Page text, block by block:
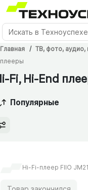
Главная ТВ, фото, аудио,
плееры
Fi, Hi-End
Популярные
Hi-Fi-плеер FIIO